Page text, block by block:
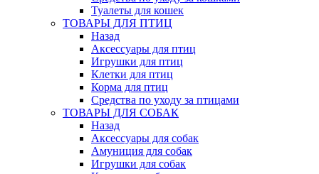
Туалеты для кошек
ТОВАРЫ ДЛЯ ПТИЦ
Назад
Аксессуары для птиц
Игрушки для птиц
Клетки для птиц
Корма для птиц
Средства по уходу за птицами
ТОВАРЫ ДЛЯ СОБАК
Назад
Аксессуары для собак
Амуниция для собак
Игрушки для собак